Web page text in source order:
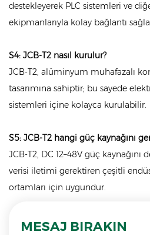
destekleyerek PLC sistemleri ve
ekipmanlarıyla kolay bağlantı
S4: JCB-T2 nasıl kurulur?
JCB-T2, alüminyum muhafazalı
tasarımına sahiptir; bu sayede
sistemleri içine kolayca kurulabilir.
S5: JCB-T2 hangi güç kaynağını
JCB-T2, DC 12–48V güç kaynağını
verisi iletimi gerektiren çeşitli
ortamları için uygundur.
MESAJ BIRAKIN